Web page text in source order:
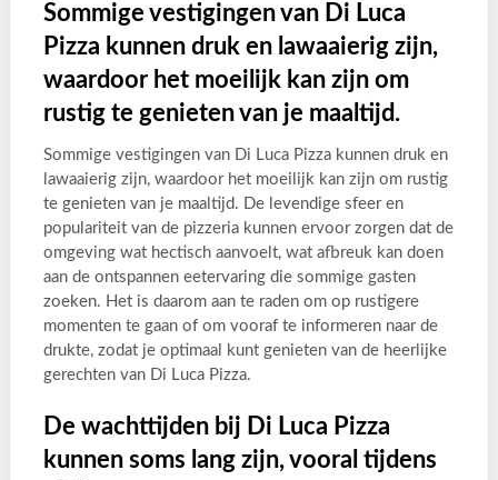
Sommige vestigingen van Di Luca
Pizza kunnen druk en lawaaierig zijn,
waardoor het moeilijk kan zijn om
rustig te genieten van je maaltijd.
Sommige vestigingen van Di Luca Pizza kunnen druk en
lawaaierig zijn, waardoor het moeilijk kan zijn om rustig
te genieten van je maaltijd. De levendige sfeer en
populariteit van de pizzeria kunnen ervoor zorgen dat de
omgeving wat hectisch aanvoelt, wat afbreuk kan doen
aan de ontspannen eetervaring die sommige gasten
zoeken. Het is daarom aan te raden om op rustigere
momenten te gaan of om vooraf te informeren naar de
drukte, zodat je optimaal kunt genieten van de heerlijke
gerechten van Di Luca Pizza.
De wachttijden bij Di Luca Pizza
kunnen soms lang zijn, vooral tijdens